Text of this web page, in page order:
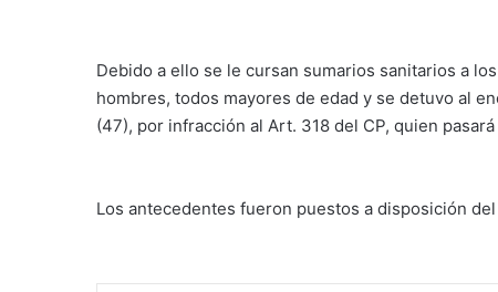
Debido a ello se le cursan sumarios sanitarios a
hombres, todos mayores de edad y se detuvo al
(47), por infracción al Art. 318 del CP, quien
Los antecedentes fueron puestos a disposición